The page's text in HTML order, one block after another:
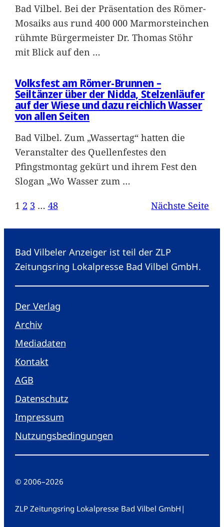
Bad Vilbel. Bei der Präsentation des Römer-
Mosaiks aus rund 400 000 Marmorsteinchen
rühmte Bürgermeister Dr. Thomas Stöhr
mit Blick auf den …
Volksfest am Römer-Brunnen –
Seiltänzer über der Nidda, Stelzenläufer
auf der Wiese und dazu reichlich Wasser
von allen Seiten
Bad Vilbel. Zum „Wassertag“ hatten die
Veranstalter des Quellenfestes den
Pfingstmontag gekürt und ihrem Fest den
Slogan „Wo Wasser zum …
1 2 3 … 48 Nächste Seite
Bad Vilbeler Anzeiger ist teil der ZLP
Zeitungsring Lokalpresse Bad Vilbel GmbH.
Der Verlag
Archiv
Mediadaten
Kontakt
AGB
Datenschutz
Impressum
Nutzungsbedingungen
© 2006–2026
ZLP Zeitungsring Lokalpresse Bad Vilbel GmbH |